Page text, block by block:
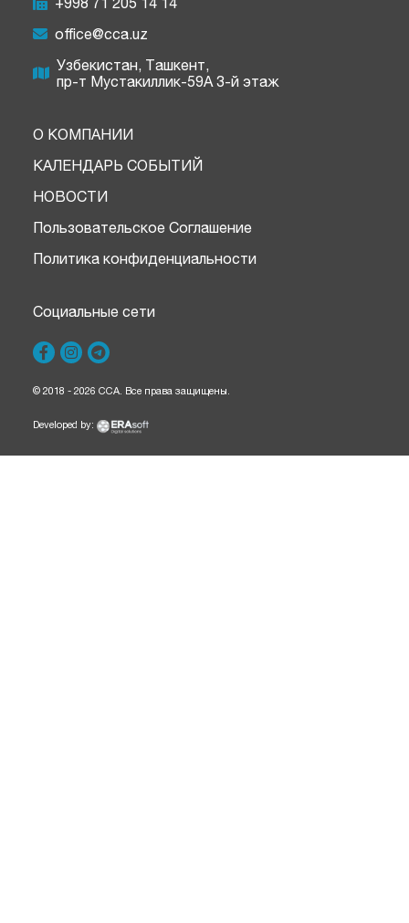
office@cca.uz
Узбекистан, Ташкент,
пр-т Мустакиллик-59A 3-й этаж
О КОМПАНИИ
КАЛЕНДАРЬ СОБЫТИЙ
НОВОСТИ
Пользовательское Соглашение
Политика конфиденциальности
Социальные сети
© 2018 - 2026 CCA. Все права защищены.
Developed by: